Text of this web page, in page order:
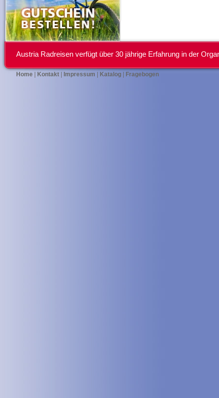
Austria Radreisen verfügt über 30 jährige Erfahrung in der
Home| Kontakt| Impressum Katalog| Fragebogen